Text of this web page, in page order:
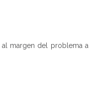
al margen del problema a